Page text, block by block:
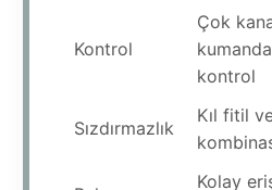
Kontrol
Çok
kontrol
Sızdırmazlık
Kıl fitil
Kolay